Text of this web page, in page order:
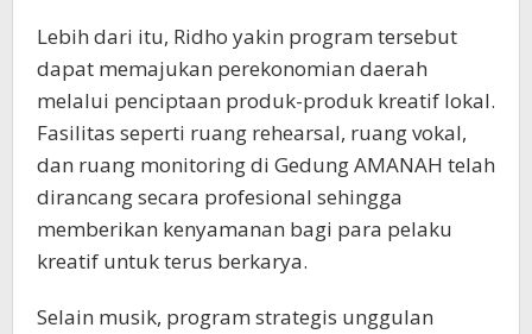
Lebih dari itu, Ridho yakin program tersebut
dapat memajukan perekonomian daerah
melalui penciptaan produk-produk kreatif lokal.
Fasilitas seperti ruang rehearsal, ruang vokal,
dan ruang monitoring di Gedung AMANAH telah
dirancang secara profesional sehingga
memberikan kenyamanan bagi para pelaku
kreatif untuk terus berkarya.
Selain musik, program strategis unggulan